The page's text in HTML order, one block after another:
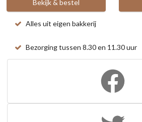
Bekijk & bestel
Alles uit eigen bakkerij
Bezorging tussen 8.30 en 11.30 uur